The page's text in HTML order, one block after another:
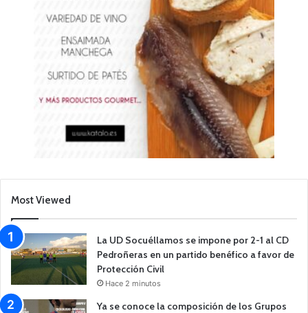
Most Viewed
La UD Socuéllamos se impone por 2-1 al CD
Pedroñeras en un partido benéfico a favor de
Protección Civil
Hace 2 minutos
Ya se conoce la composición de los Grupos